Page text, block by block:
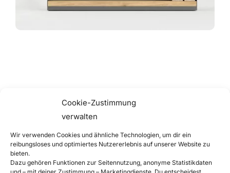
Cookie-Zustimmung
verwalten
Wir verwenden Cookies und ähnliche Technologien, um dir ein
reibungsloses und optimiertes Nutzererlebnis auf unserer Website zu
bieten.
Dazu gehören Funktionen zur Seitennutzung, anonyme Statistikdaten
Kosten- und
Funktionsoptimierung
Das Design wurde so angepasst, dass
Standardelemente wie Pflanzeinsätze aus
Kunststoff mit integriertem Bewässerungssystem